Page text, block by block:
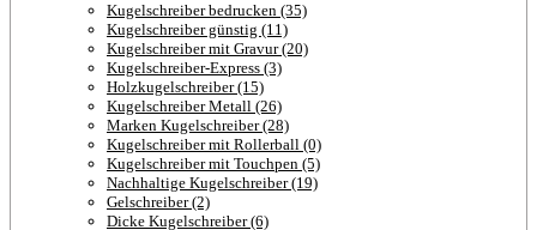
Kugelschreiber bedrucken (35)
Kugelschreiber günstig (11)
Kugelschreiber mit Gravur (20)
Kugelschreiber-Express (3)
Holzkugelschreiber (15)
Kugelschreiber Metall (26)
Marken Kugelschreiber (28)
Kugelschreiber mit Rollerball (0)
Kugelschreiber mit Touchpen (5)
Nachhaltige Kugelschreiber (19)
Gelschreiber (2)
Dicke Kugelschreiber (6)